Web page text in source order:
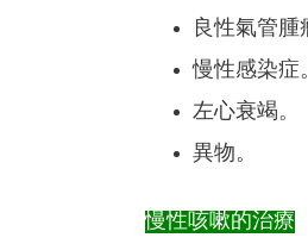
良性氣管腫
慢性感染症。
左心衰竭。
異物。
慢性咳嗽的治療